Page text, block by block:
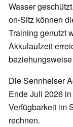
Wasser
on-Sitz können
Training genutzt
Akkulaufzeit
Die Sennheiser
Ende Juli 2026
Verfügbarkeit im
rechnen.